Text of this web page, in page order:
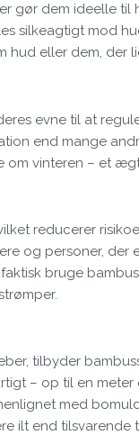
gør dem ideelle til
silkeagtigt mod
hud eller dem, der
evne til at
end mange
om vinteren – et
reducerer
og personer, der
bruge
tilbyder
– op til en
med
ilt end tilsvarende